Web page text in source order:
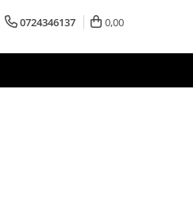
0724346137 0,00